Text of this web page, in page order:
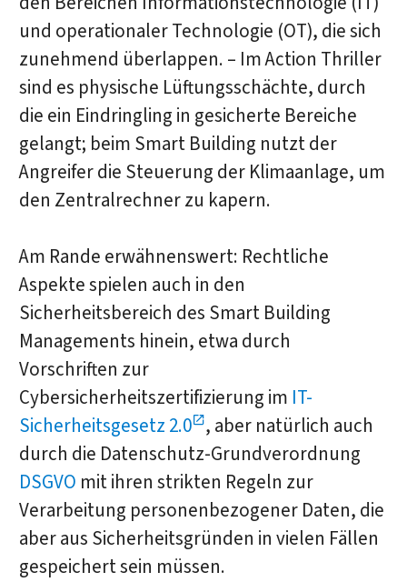
und operationaler Technologie (OT), die sich
zunehmend überlappen. – Im Action Thriller
sind es physische Lüftungsschächte, durch
die ein Eindringling in gesicherte Bereiche
gelangt; beim Smart Building nutzt der
Angreifer die Steuerung der Klimaanlage, um
den Zentralrechner zu kapern.
Am Rande erwähnenswert: Rechtliche
Aspekte spielen auch in den
Sicherheitsbereich des Smart Building
Managements hinein, etwa durch
Vorschriften zur
Cybersicherheitszertifizierung im IT-
Sicherheitsgesetz 2.0 , aber natürlich auch
durch die Datenschutz-Grundverordnung
DSGVO mit ihren strikten Regeln zur
Verarbeitung personenbezogener Daten, die
aber aus Sicherheitsgründen in vielen Fällen
gespeichert sein müssen.